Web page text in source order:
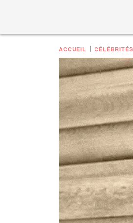
ACCUEIL CÉLÉBRITÉS